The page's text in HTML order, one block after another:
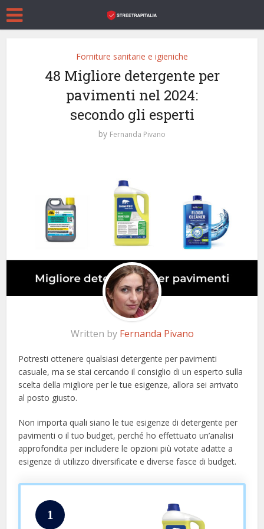
Forniture sanitarie e igieniche
48 Migliore detergente per
pavimenti nel 2024:
secondo gli esperti
by Fernanda Pivano
Written by Fernanda Pivano
Potresti ottenere qualsiasi detergente per pavimenti
casuale, ma se stai cercando il consiglio di un esperto sulla
scelta della migliore per le tue esigenze, allora sei arrivato
al posto giusto.
Non importa quali siano le tue esigenze di detergente per
pavimenti o il tuo budget, perché ho effettuato un’analisi
approfondita per includere le opzioni più votate adatte a
esigenze di utilizzo diversificate e diverse fasce di budget.
1